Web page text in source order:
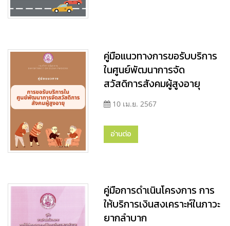
คู่มือแนวทางการขอรับบริการ
ในศูนย์พัฒนาการจัด
สวัสดิการสังคมผู้สูงอายุ
10 เม.ย. 2567
อ่านต่อ
คู่มือการดำเนินโครงการ การ
ให้บริการเงินสงเคราะห์ในภาวะ
ยากลำบาก